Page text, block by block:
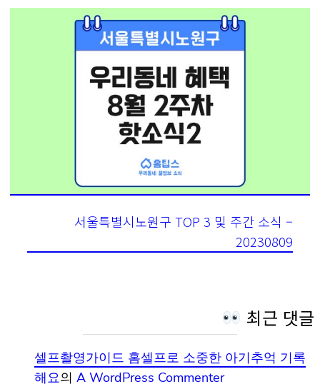
서울특별시노원구 TOP 3 및 주간 소식 –
20230809
최근 댓글
셀프촬영가이드 홈셀프로 소중한 아기추억 기록
해요의 A WordPress Commenter